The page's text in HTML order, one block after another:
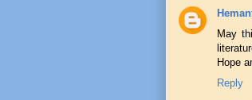
May
Hope
Reply